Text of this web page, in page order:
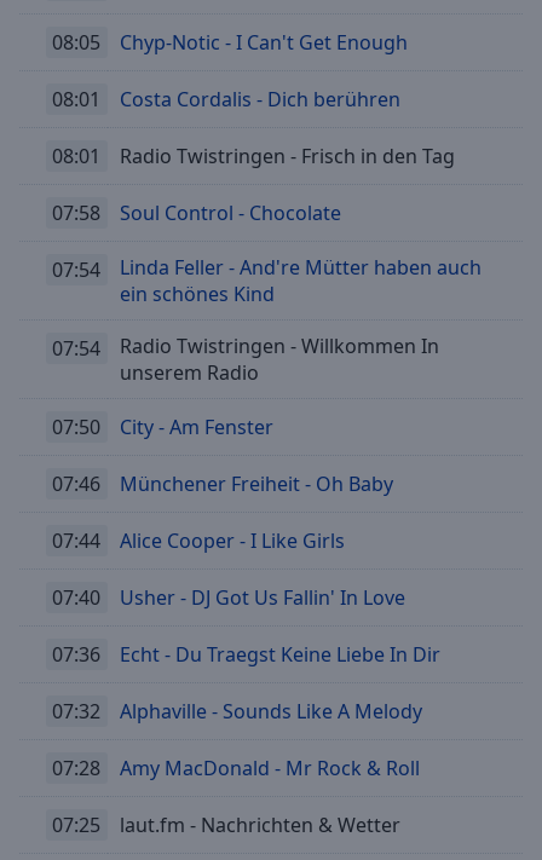
08:05 Chyp-Notic - I Can't Get Enough
08:01 Costa Cordalis - Dich berühren
08:01 Radio Twistringen - Frisch in den Tag
07:58 Soul Control - Chocolate
07:54
Linda Feller - And're Mütter haben auch
ein schönes Kind
07:54
Radio Twistringen - Willkommen In
unserem Radio
07:50 City - Am Fenster
07:46 Münchener Freiheit - Oh Baby
07:44 Alice Cooper - I Like Girls
07:40 Usher - DJ Got Us Fallin' In Love
07:36 Echt - Du Traegst Keine Liebe In Dir
07:32 Alphaville - Sounds Like A Melody
07:28 Amy MacDonald - Mr Rock & Roll
07:25 laut.fm - Nachrichten & Wetter